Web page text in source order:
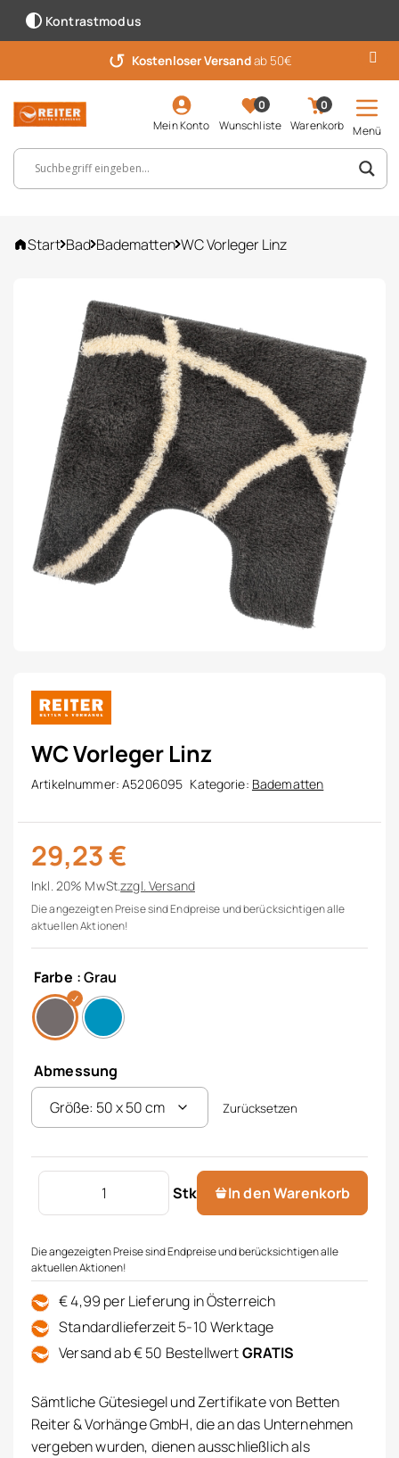
Kontrastmodus
↺ Kostenloser Versandab 50€
Mein Konto
0
Wunschliste
0
Warenkorb
Menü
Suchbegriff, Artikelnummer ...
Start Bad Badematten WC Vorleger Linz
WC Vorleger Linz
Artikelnummer:A5206095 Kategorie: Badematten
29,23€
Inkl. 20% MwSt.zzgl.Versand
Die angezeigten Preise sind Endpreise und berücksichtigen alle
aktuellen Aktionen!
Farbe : Grau
Abmessung
Zurücksetzen
Stk
WC Vorleger Linz Menge
In den Warenkorb
Die angezeigten Preise sind Endpreise und berücksichtigen alle
aktuellen Aktionen!
€ 4,99 per Lieferung in Österreich
Standardlieferzeit 5-10 Werktage
Versand ab € 50 BestellwertGRATIS
Sämtliche Gütesiegel und Zertifikate von Betten
Reiter & Vorhänge GmbH, die an das Unternehmen
vergeben wurden, dienen ausschließlich als